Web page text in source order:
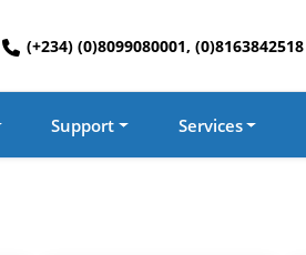
(+234) (0)8099080001, (0)8163842518
Support Services